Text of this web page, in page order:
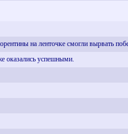
на ленточке смогли вырвать
оказались успешными.